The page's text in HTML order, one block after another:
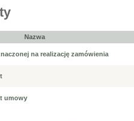
Nazwa
na realizację zamówienia
umowy